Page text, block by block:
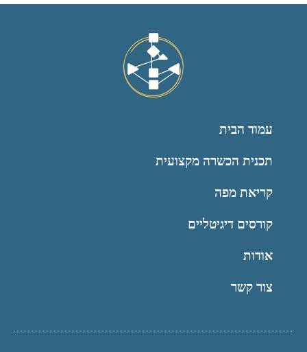
עמוד הבית
תכנית הכשרה מקצועית
קריאת מפה
קורסים דיגיטליים
אודות
צור קשר